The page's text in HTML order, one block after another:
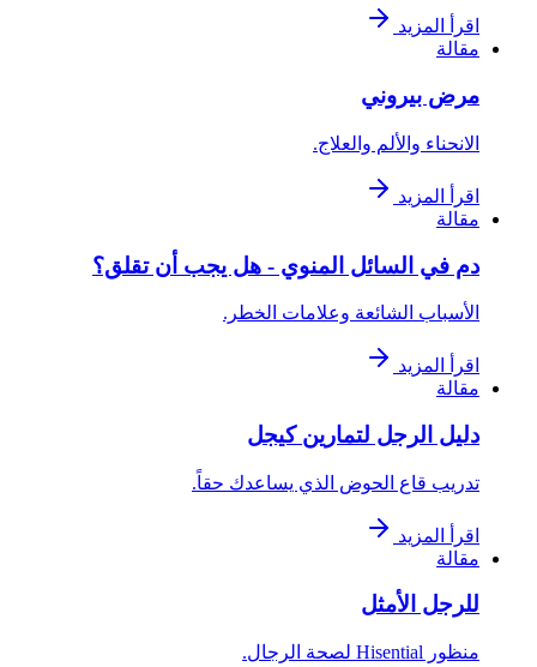
اقرأ المزيد
مقالة
مرض بيروني
الانحناء والألم والعلاج.
اقرأ المزيد
مقالة
دم في السائل المنوي - هل يجب أن تقلق؟
الأسباب الشائعة وعلامات الخطر.
اقرأ المزيد
مقالة
دليل الرجل لتمارين كيجل
تدريب قاع الحوض الذي يساعدك حقاً.
اقرأ المزيد
مقالة
للرجل الأمثل
منظور Hisential لصحة الرجال.